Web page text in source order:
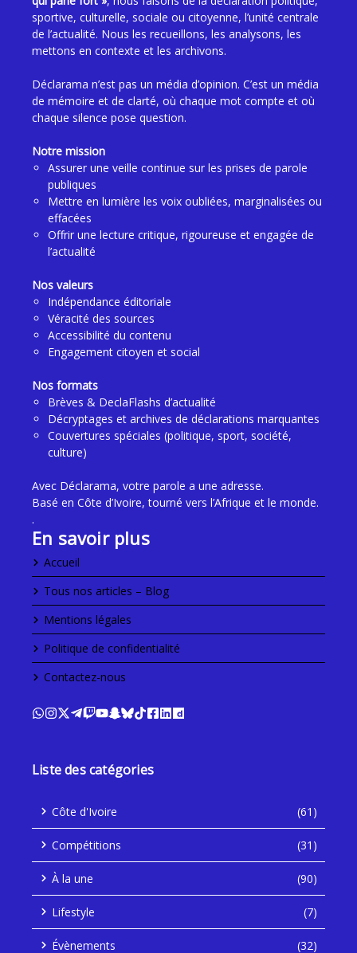
sportive, culturelle, sociale ou citoyenne, l’unité centrale
de l’actualité. Nous les recueillons, les analysons, les
mettons en contexte et les archivons.
Déclarama n’est pas un média d’opinion. C’est un média
de mémoire et de clarté, où chaque mot compte et où
chaque silence pose question.
Notre mission
Assurer une veille continue sur les prises de parole
publiques
Mettre en lumière les voix oubliées, marginalisées ou
effacées
Offrir une lecture critique, rigoureuse et engagée de
l’actualité
Nos valeurs
Indépendance éditoriale
Véracité des sources
Accessibilité du contenu
Engagement citoyen et social
Nos formats
Brèves & DeclaFlashs d’actualité
Décryptages et archives de déclarations marquantes
Couvertures spéciales (politique, sport, société,
culture)
Avec Déclarama, votre parole a une adresse.
Basé en Côte d’Ivoire, tourné vers l’Afrique et le monde.
.
En savoir plus
Accueil
Tous nos articles – Blog
Mentions légales
Politique de confidentialité
Contactez-nous
Liste des catégories
Côte d'Ivoire (61)
Compétitions (31)
À la une (90)
Lifestyle (7)
Évènements (32)